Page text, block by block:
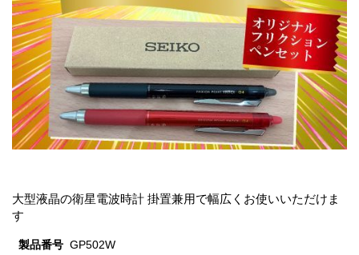
大型液晶の衛星電波時計 掛置兼用で幅広くお使いいただけま
す
製品番号 GP502W